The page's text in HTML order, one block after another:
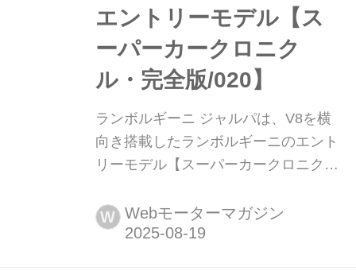
エントリーモデル【ス
ーパーカークロニク
ル・完全版/020】
ランボルギーニ ジャルパは、V8を横
向き搭載したランボルギーニのエント
リーモデル【スーパーカークロニク
革新へと至ったスーパーカーたち。
1970年代の懐かしいモデルから現代の
W Webモーターマガジン